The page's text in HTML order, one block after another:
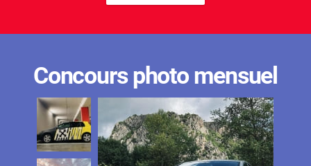
Concours photo mensuel